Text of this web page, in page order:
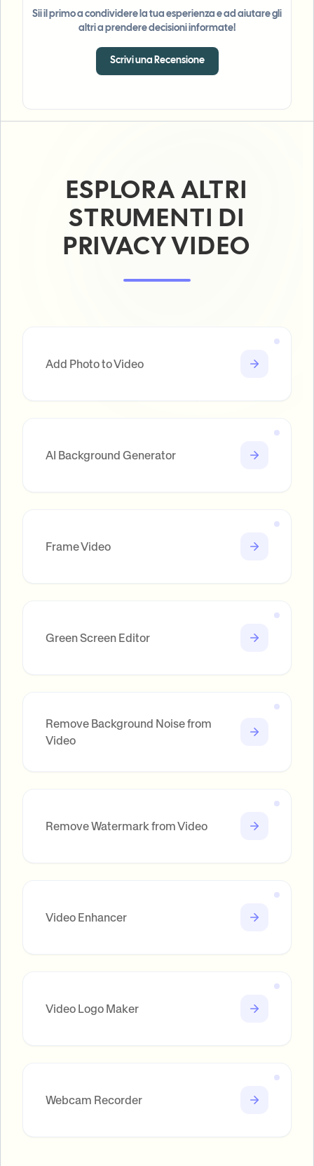
Sii il primo a condividere la tua esperienza e ad aiutare gli
altri a prendere decisioni informate!
Scrivi una Recensione
ESPLORA ALTRI
STRUMENTI DI
PRIVACY VIDEO
Add Photo to Video
AI Background Generator
Frame Video
Green Screen Editor
Remove Background Noise from
Video
Remove Watermark from Video
Video Enhancer
Video Logo Maker
Webcam Recorder